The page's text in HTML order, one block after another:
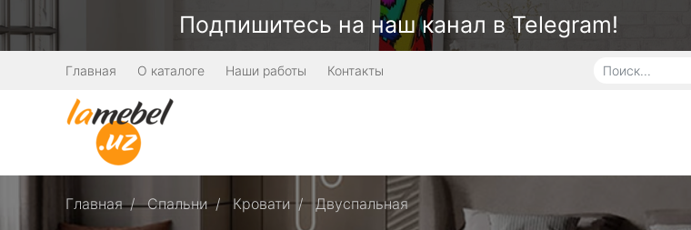
Подпишитесь на наш канал в Telegram!
Главная О каталоге Наши работы Контакты
Главная Спальни Кровати Двуспальная